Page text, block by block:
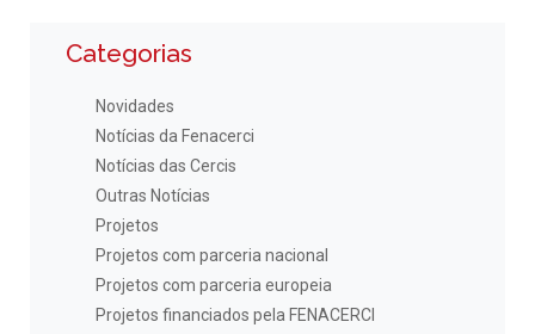
Categorias
Novidades
Notícias da Fenacerci
Notícias das Cercis
Outras Notícias
Projetos
Projetos com parceria nacional
Projetos com parceria europeia
Projetos financiados pela FENACERCI